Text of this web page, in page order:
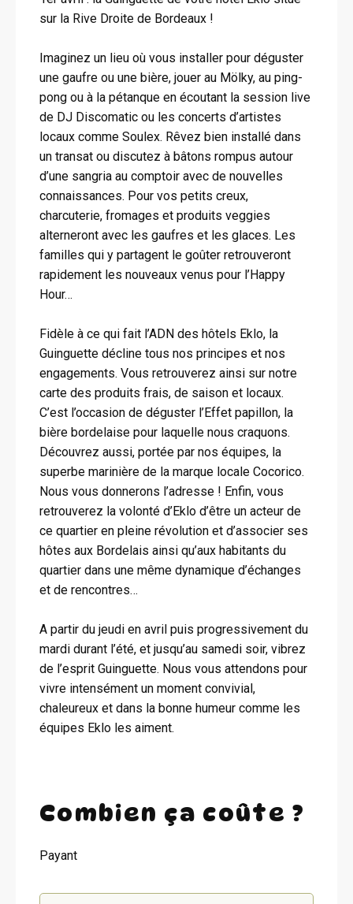
sur la Rive Droite de Bordeaux !
Imaginez un lieu où vous installer pour déguster
une gaufre ou une bière, jouer au Mölky, au ping-
pong ou à la pétanque en écoutant la session live
de DJ Discomatic ou les concerts d’artistes
locaux comme Soulex. Rêvez bien installé dans
un transat ou discutez à bâtons rompus autour
d’une sangria au comptoir avec de nouvelles
connaissances. Pour vos petits creux,
charcuterie, fromages et produits veggies
alterneront avec les gaufres et les glaces. Les
familles qui y partagent le goûter retrouveront
rapidement les nouveaux venus pour l’Happy
Hour…
Fidèle à ce qui fait l’ADN des hôtels Eklo, la
Guinguette décline tous nos principes et nos
engagements. Vous retrouverez ainsi sur notre
carte des produits frais, de saison et locaux.
C’est l’occasion de déguster l’Effet papillon, la
bière bordelaise pour laquelle nous craquons.
Découvrez aussi, portée par nos équipes, la
superbe marinière de la marque locale Cocorico.
Nous vous donnerons l’adresse ! Enfin, vous
retrouverez la volonté d’Eklo d’être un acteur de
ce quartier en pleine révolution et d’associer ses
hôtes aux Bordelais ainsi qu’aux habitants du
quartier dans une même dynamique d’échanges
et de rencontres…
A partir du jeudi en avril puis progressivement du
mardi durant l’été, et jusqu’au samedi soir, vibrez
de l’esprit Guinguette. Nous vous attendons pour
vivre intensément un moment convivial,
chaleureux et dans la bonne humeur comme les
équipes Eklo les aiment.
Combien ça coûte ?
Payant